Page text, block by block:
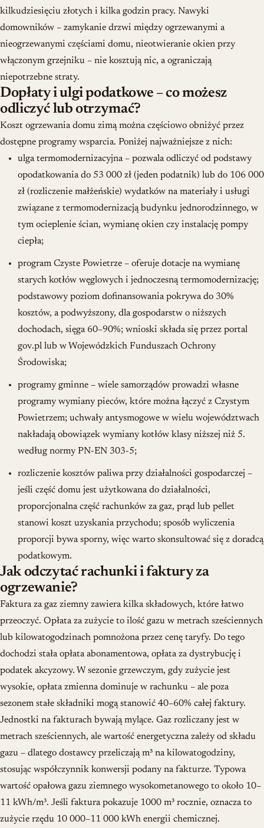
kilkudziesięciu złotych i kilka godzin pracy. Nawyki
domowników – zamykanie drzwi między ogrzewanymi a
nieogrzewanymi częściami domu, nieotwieranie okien przy
włączonym grzejniku – nie kosztują nic, a ograniczają
niepotrzebne straty.
Dopłaty i ulgi podatkowe – co możesz
odliczyć lub otrzymać?
Koszt ogrzewania domu zimą można częściowo obniżyć przez
dostępne programy wsparcia. Poniżej najważniejsze z nich:
ulga termomodernizacyjna – pozwala odliczyć od podstawy
opodatkowania do 53 000 zł (jeden podatnik) lub do 106 000
zł (rozliczenie małżeńskie) wydatków na materiały i usługi
związane z termomodernizacją budynku jednorodzinnego, w
tym ocieplenie ścian, wymianę okien czy instalację pompy
ciepła;
program Czyste Powietrze – oferuje dotacje na wymianę
starych kotłów węglowych i jednoczesną termomodernizację;
podstawowy poziom dofinansowania pokrywa do 30%
kosztów, a podwyższony, dla gospodarstw o niższych
dochodach, sięga 60–90%; wnioski składa się przez portal
gov.pl lub w Wojewódzkich Funduszach Ochrony
Środowiska;
programy gminne – wiele samorządów prowadzi własne
programy wymiany pieców, które można łączyć z Czystym
Powietrzem; uchwały antysmogowe w wielu województwach
nakładają obowiązek wymiany kotłów klasy niższej niż 5.
według normy PN-EN 303-5;
rozliczenie kosztów paliwa przy działalności gospodarczej –
jeśli część domu jest użytkowana do działalności,
proporcjonalna część rachunków za gaz, prąd lub pellet
stanowi koszt uzyskania przychodu; sposób wyliczenia
proporcji bywa sporny, więc warto skonsultować się z doradcą
podatkowym.
Jak odczytać rachunki i faktury za
ogrzewanie?
Faktura za gaz ziemny zawiera kilka składowych, które łatwo
przeoczyć. Opłata za zużycie to ilość gazu w metrach sześciennych
lub kilowatogodzinach pomnożona przez cenę taryfy. Do tego
dochodzi stała opłata abonamentowa, opłata za dystrybucję i
podatek akcyzowy. W sezonie grzewczym, gdy zużycie jest
wysokie, opłata zmienna dominuje w rachunku – ale poza
sezonem stałe składniki mogą stanowić 40–60% całej faktury.
Jednostki na fakturach bywają mylące. Gaz rozliczany jest w
metrach sześciennych, ale wartość energetyczna zależy od składu
gazu – dlatego dostawcy przeliczają m³ na kilowatogodziny,
stosując współczynnik konwersji podany na fakturze. Typowa
wartość opałowa gazu ziemnego wysokometanowego to około 10–
11 kWh/m³. Jeśli faktura pokazuje 1000 m³ rocznie, oznacza to
zużycie rzędu 10 000–11 000 kWh energii chemicznej.